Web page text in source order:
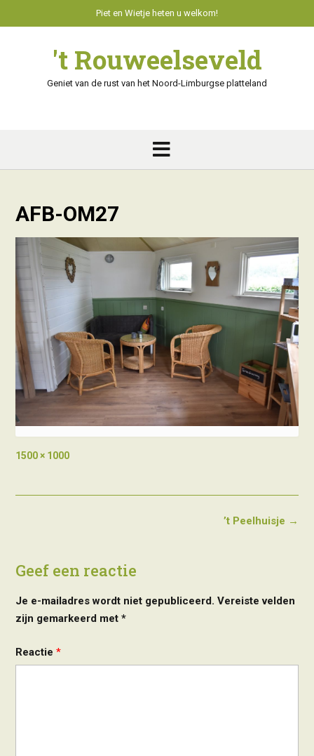
Piet en Wietje heten u welkom!
't Rouweelseveld
Geniet van de rust van het Noord-Limburgse platteland
AFB-OM27
Full
1500 × 1000
’t Peelhuisje →
Geef een reactie
Je e-mailadres wordt niet gepubliceerd. Vereiste velden
zijn gemarkeerd met *
Reactie *